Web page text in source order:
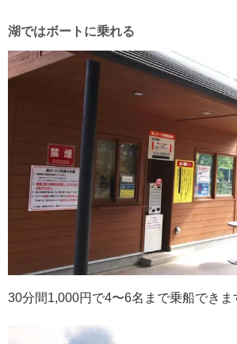
湖ではボートに乗れる
30分間1,000円で4〜6名まで乗船できま